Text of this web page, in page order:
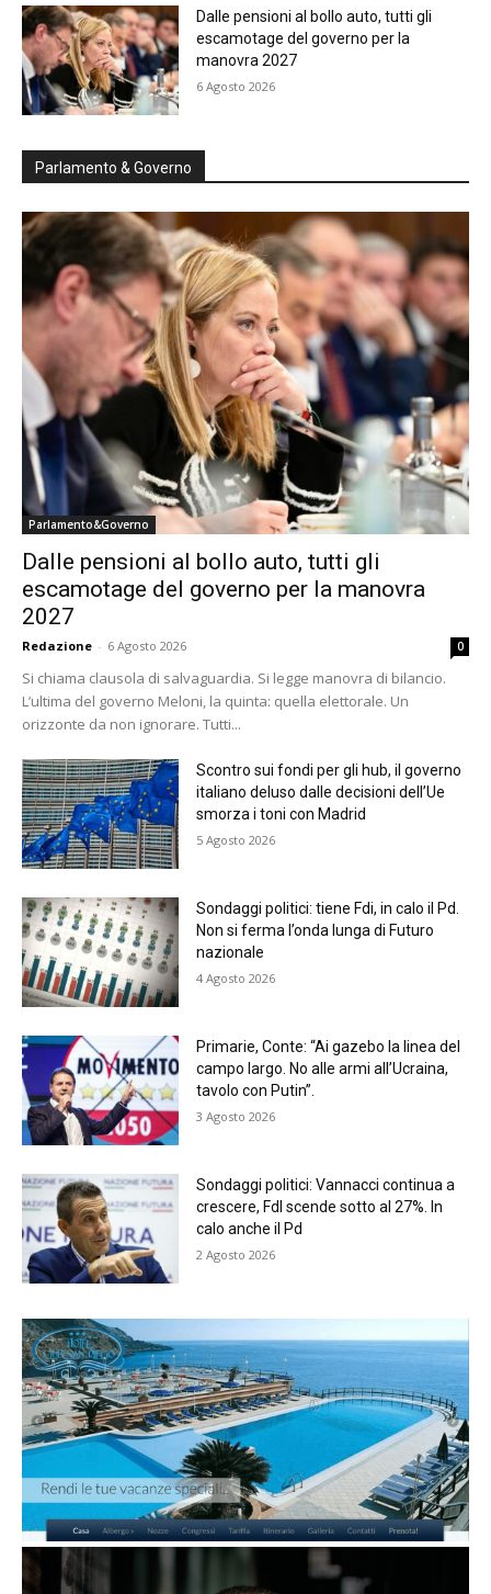
Dalle pensioni al bollo auto, tutti gli
escamotage del governo per la
manovra 2027
6 Agosto 2026
Parlamento & Governo
Parlamento&Governo
Dalle pensioni al bollo auto, tutti gli
escamotage del governo per la manovra
2027
Redazione - 6 Agosto 2026 0
Si chiama clausola di salvaguardia. Si legge manovra di bilancio.
L’ultima del governo Meloni, la quinta: quella elettorale. Un
orizzonte da non ignorare. Tutti...
Scontro sui fondi per gli hub, il governo
italiano deluso dalle decisioni dell’Ue
smorza i toni con Madrid
5 Agosto 2026
Sondaggi politici: tiene Fdi, in calo il Pd.
Non si ferma l’onda lunga di Futuro
nazionale
4 Agosto 2026
Primarie, Conte: “Ai gazebo la linea del
campo largo. No alle armi all’Ucraina,
tavolo con Putin”.
3 Agosto 2026
Sondaggi politici: Vannacci continua a
crescere, FdI scende sotto al 27%. In
calo anche il Pd
2 Agosto 2026